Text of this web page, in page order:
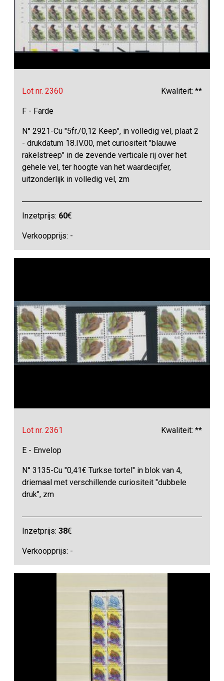
Lot nr. 2360 Kwaliteit: **
F - Farde
N° 2921-Cu "5fr./0,12 Keep", in volledig vel, plaat 2
- drukdatum 18.IV.00, met curiositeit "blauwe
rakelstreep" in de zevende verticale rij over het
gehele vel, ter hoogte van het waardecijfer,
uitzonderlijk in volledig vel, zm
Inzetprijs: 60€
Verkoopprijs: -
Lot nr. 2361 Kwaliteit: **
E - Envelop
N° 3135-Cu "0,41€ Turkse tortel" in blok van 4,
driemaal met verschillende curiositeit "dubbele
druk", zm
Inzetprijs:38€
Verkoopprijs: -